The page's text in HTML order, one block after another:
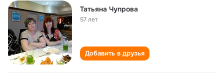
Татьяна Чупрова
57 лет
Добавить в друзья